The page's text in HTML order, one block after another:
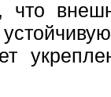
что